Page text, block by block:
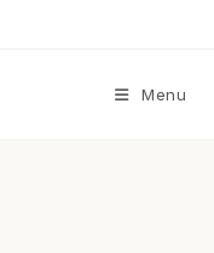
Menu